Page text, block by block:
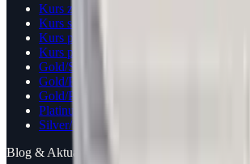
Kurs złota
Kurs srebra
Kurs platyny
Kurs palladu
Gold/Silver Ratio
Gold/Platinum Ratio
Gold/Palladium Ratio
Platinum/Palladium Ratio
Silver/Platinum Ratio
Blog & Aktualności